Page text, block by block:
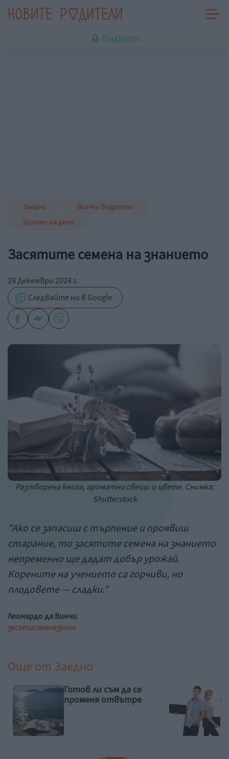
Подкаст
Заедно
Всички възрасти
Цитат на деня
Засятите семена на знанието
28 Декември 2024 г.
Следвайте ни в Google
Разтворена книга, ароматни свещи и цвете. Снимка:
Shutterstock
"Ако се запасиш с търпение и проявиш
старание, то засятите семена на знанието
непременно ще дадат добър урожай.
Корените на учението са горчиви, но
плодовете — сладки."
Леонардо да Винчи
засятисеменазание
Още от Заедно
Готов ли съм да се
променя отвътре